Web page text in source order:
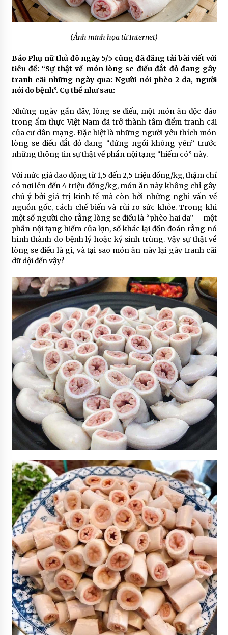
(Ảnh minh họa từ Internet)
Báo Phụ nữ thủ đô ngày 5/5 cũng đã đăng tải bài viết với
tiêu đề: “Sự thật về món lòng se điếu đắt đỏ đang gây
tranh cãi những ngày qua: Người nói phèo 2 da, người
nói do bệnh”. Cụ thể như sau:
Những ngày gần đây, lòng se điếu, một món ăn độc đáo
trong ẩm thực Việt Nam đã trở thành tâm điểm tranh cãi
của cư dân mạng. Đặc biệt là những người yêu thích món
lòng se điếu đắt đỏ đang “đứng ngồi không yên” trước
những thông tin sự thật về phần nội tạng “hiếm có” này.
Với mức giá dao động từ 1,5 đến 2,5 triệu đồng/kg, thậm chí
có nơi lên đến 4 triệu đồng/kg, món ăn này không chỉ gây
chú ý bởi giá trị kinh tế mà còn bởi những nghi vấn về
nguồn gốc, cách chế biến và rủi ro sức khỏe. Trong khi
một số người cho rằng lòng se điếu là “phèo hai da” – một
phần nội tạng hiếm của lợn, số khác lại đồn đoán rằng nó
hình thành do bệnh lý hoặc ký sinh trùng. Vậy sự thật về
lòng se điếu là gì, và tại sao món ăn này lại gây tranh cãi
dữ dội đến vậy?